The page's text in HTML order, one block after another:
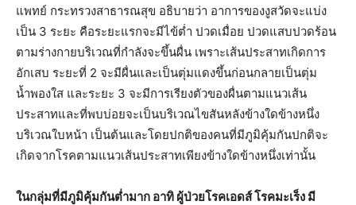
แพทย์ กระทรวงสาธารณสุข อธิบายว่า อาการของงูสวัดจะแบ่ง
เป็น 3 ระยะ คือระยะแรกจะมีไข้ต่ำ ปวดเมื่อย ปวดแสบปวดร้อน
ตามร่างกายบริเวณที่กำลังจะขึ้นผื่น เพราะเส้นประสาทเกิดการ
อักเสบ ระยะที่ 2 จะมีผื่นและเป็นตุ่มแดงขึ้นก่อนกลายเป็นตุ่ม
น้ำพองใส และระยะ 3 จะมีการเรียงตัวของผื่นตามแนวเส้น
ประสาทและที่พบบ่อยจะเป็นบริเวณไขสันหลังข้างใดข้างหนึ่ง
บริเวณใบหน้า เป็นต้นและโดยปกติของคนที่มีภูมิคุ้มกันปกติจะ
เกิดจากโรคตามแนวเส้นประสาทเพียงข้างใดข้างหนึ่งเท่านั้น
ในกลุ่มที่มีภูมิคุ้มกันต่ำมาก อาทิ ผู้ป่วยโรคเอดส์ โรคมะเร็ง มี